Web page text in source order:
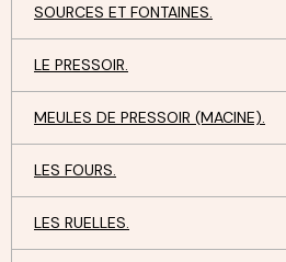
SOURCES ET FONTAINES.
LE PRESSOIR.
MEULES DE PRESSOIR (MACINE).
LES FOURS.
LES RUELLES.